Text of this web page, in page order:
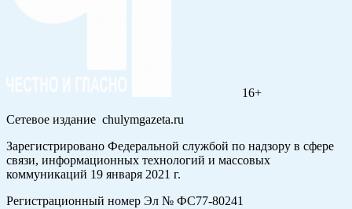
16+
Сетевое издание chulymgazeta.ru
Зарегистрировано Федеральной службой по надзору в сфере
связи, информационных технологий и массовых
коммуникаций 19 января 2021 г.
Регистрационный номер Эл № ФС77-80241